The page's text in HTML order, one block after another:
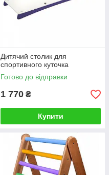
Дитячий столик для
спортивного куточка
Готово до відправки
1 770 ₴
Купити